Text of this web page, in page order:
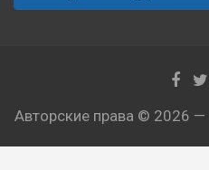
Авторские права © 2026 —